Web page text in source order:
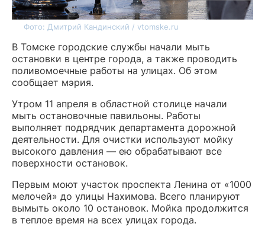
Фото: Дмитрий Кандинский / vtomske.ru
В Томске городские службы начали мыть
остановки в центре города, а также проводить
поливомоечные работы на улицах. Об этом
сообщает мэрия.
Утром 11 апреля в областной столице начали
мыть остановочные павильоны. Работы
выполняет подрядчик департамента дорожной
деятельности. Для очистки используют мойку
высокого давления — ею обрабатывают все
поверхности остановок.
Первым моют участок проспекта Ленина от «1000
мелочей» до улицы Нахимова. Всего планируют
вымыть около 10 остановок. Мойка продолжится
в теплое время на всех улицах города.